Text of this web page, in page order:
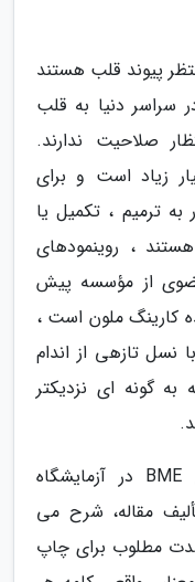
منتظر پیوند قلب هستند
سراسر دنیا به قلب
صلاحیت ندارند.
زیاد است و برای
ترمیم ، تکمیل یا
، روینمودهای
از مؤسسه پیش
کارینگ ملون است ،
تازهی از اندام
گونه ای نزدیکتر
اندرو هادسون ، دانشجوی دکتری BME در آزمایشگاه
مقاله، شرح می
مطلوب برای چاپ